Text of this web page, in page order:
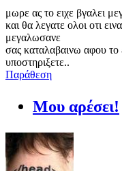
μωρε ας το ειχε βγαλει
και θα λεγατε ολοι οτι
μεγαλωσανε
σας καταλαβαινω αφου το
υποστηριξετε..
Παράθεση
Μου αρέσει!